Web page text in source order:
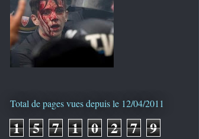
Total de pages vues depuis le 12/04/2011
1 5 7 1 0 2 7 9